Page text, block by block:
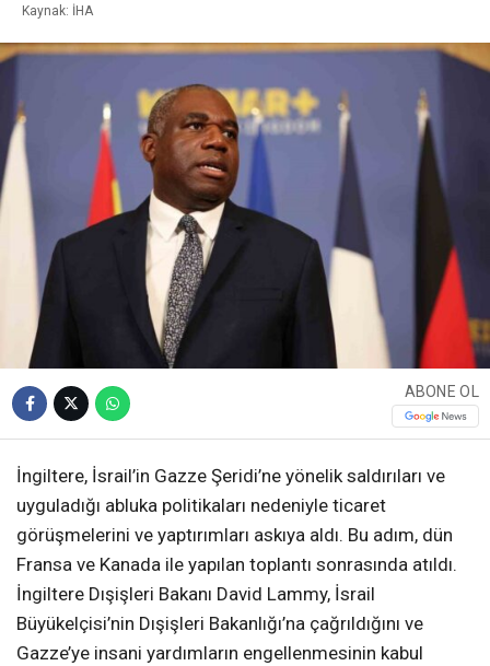
Kaynak: İHA
ABONE OL
İngiltere, İsrail’in Gazze Şeridi’ne yönelik saldırıları ve
uyguladığı abluka politikaları nedeniyle ticaret
görüşmelerini ve yaptırımları askıya aldı. Bu adım, dün
Fransa ve Kanada ile yapılan toplantı sonrasında atıldı.
İngiltere Dışişleri Bakanı David Lammy, İsrail
Büyükelçisi’nin Dışişleri Bakanlığı’na çağrıldığını ve
Gazze’ye insani yardımların engellenmesinin kabul